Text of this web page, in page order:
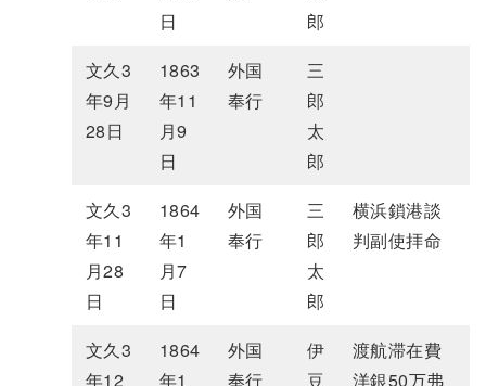
日
郎
文久3
年9月
28日
1863
年11
月9
日
外国
奉行
三
郎
太
郎
文久3
年11
月28
日
1864
年1
月7
日
外国
奉行
三
郎
太
郎
横浜鎖港談
判副使拝命
文久3
年12
1864
年1
外国
奉行
伊
豆
渡航滞在費
洋銀50万弗